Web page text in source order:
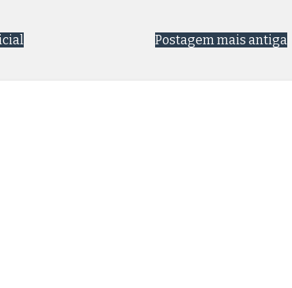
Postagem mais antiga